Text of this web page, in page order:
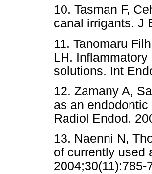
10. Tasman F,
canal irrigants. J
11. Tanomaru
LH.
solutions. Int
12. Zamany A,
as an
Radiol Endod.
13. Naenni N,
of currently used
2004;30(11):785-